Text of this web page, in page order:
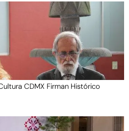
CDMX Firman Histórico